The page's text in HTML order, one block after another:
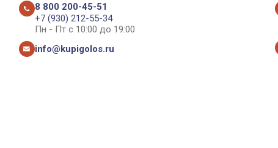
8 800 200-45-51
+7 (930) 212-55-34
Пн - Пт с 10:00 до 19:00
info@kupigolos.ru